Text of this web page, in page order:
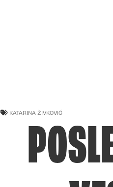
KATARINA ŽIVKOVIĆ